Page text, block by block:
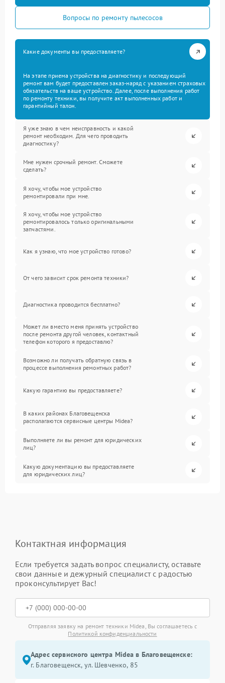
Вопросы по ремонту пылесосов
Какие документы вы предоставляете?
На этапе приема устройства на диагностику и последующий
ремонт вам будет предоставлен заказ-наряд с указанием страховых
обязательств на ваше устройство. Далее, после выполнения работ
по ремонту техники, вы получите акт выполненных работ и
гарантийный талон.
Я уже знаю в чем неисправность и какой
ремонт необходим. Для чего проводить
диагностику?
Мне нужен срочный ремонт. Сможете
сделать?
Я хочу, чтобы мое устройство
ремонтировали при мне.
Я хочу, чтобы мое устройство
ремонтировалось только оригинальными
запчастями.
Как я узнаю, что мое устройство готово?
От чего зависит срок ремонта техники?
Диагностика проводится бесплатно?
Может ли вместо меня принять устройство
после ремонта другой человек, контактный
телефон которого я предоставлю?
Возможно ли получать обратную связь в
процессе выполнения ремонтных работ?
Какую гарантию вы предоставляете?
В каких районах Благовещенска
располагаются сервисные центры Midea?
Выполняете ли вы ремонт для юридических
лиц?
Какую документацию вы предоставляете
для юридических лиц?
Контактная информация
Если требуется задать вопрос специалисту, оставьте
свои данные и дежурный специалист с радостью
проконсультирует Вас!
Отправляя заявку на ремонт техники Midea, Вы соглашаетесь с
Политикой конфиденциальности
Адрес сервисного центра Midea в Благовещенске:
г. Благовещенск, ул. Шевченко, 85